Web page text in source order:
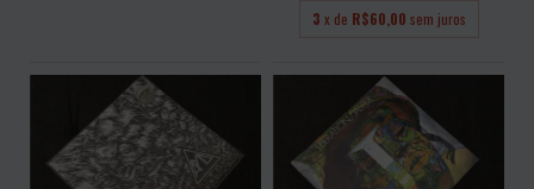
3 x de R$60,00 sem juros